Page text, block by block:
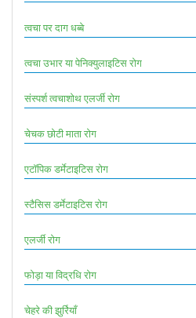
त्वचा पर दाग धब्बे
त्वचा उभार या पेनिक्युलाइटिस रोग
संस्पर्श त्वचाशोथ एलर्जी रोग
चेचक छोटी माता रोग
एटॉपिक डर्मेटाइटिस रोग
स्टैसिस डर्मेटाइटिस रोग
एलर्जी रोग
फोड़ा या विद्रधि रोग
चेहरे की झुर्रियाँ